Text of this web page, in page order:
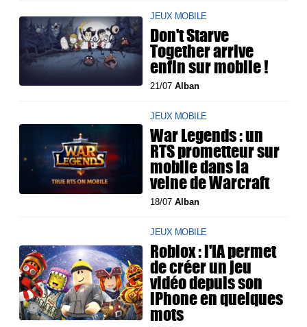
JEUX MOBILE
Don't Starve
Together arrive
enfin sur mobile !
21/07Alban
JEUX MOBILE
War Legends : un
RTS prometteur sur
mobile dans la
veine de Warcraft
18/07Alban
JEUX MOBILE
Roblox : l'IA permet
de créer un jeu
vidéo depuis son
iPhone en quelques
mots